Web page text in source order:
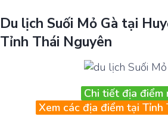
Du lịch Suối Mỏ Gà tại
Tỉnh Thái Nguyên
Chi tiết địa điểm
Xem các địa điểm tại Tỉnh